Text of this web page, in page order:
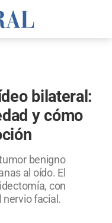
bilateral:
y cómo
benigno
al oído. El
con
nervio facial.